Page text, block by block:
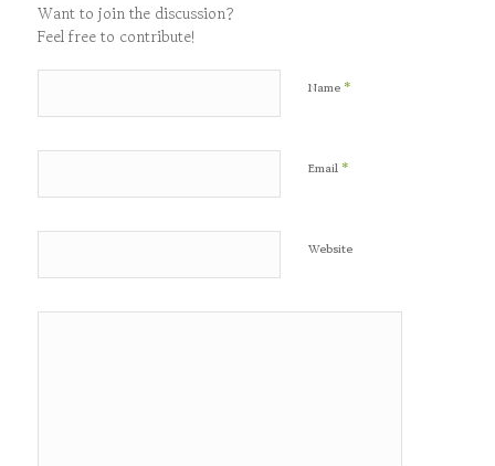
Want to join the discussion?
Feel free to contribute!
Name *
Email *
Website